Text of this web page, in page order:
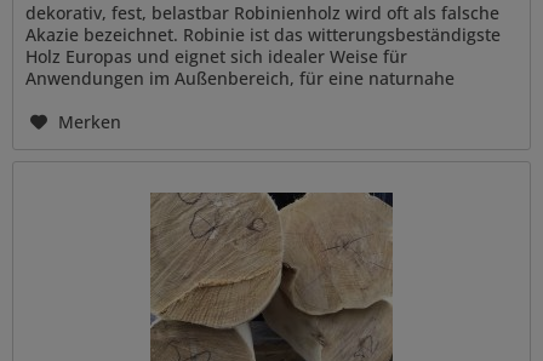
dekorativ, fest, belastbar Robinienholz wird oft als falsche
Akazie bezeichnet. Robinie ist das witterungsbeständigste
Holz Europas und eignet sich idealer Weise für
Anwendungen im Außenbereich, für eine naturnahe
Merken